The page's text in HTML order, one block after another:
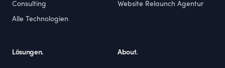
Consulting
Alle Technologien
Website Relaunch Agentur
Lösungen. About.